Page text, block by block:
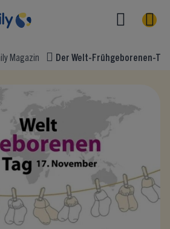
Magazin Der Welt-Frühgeborenen-